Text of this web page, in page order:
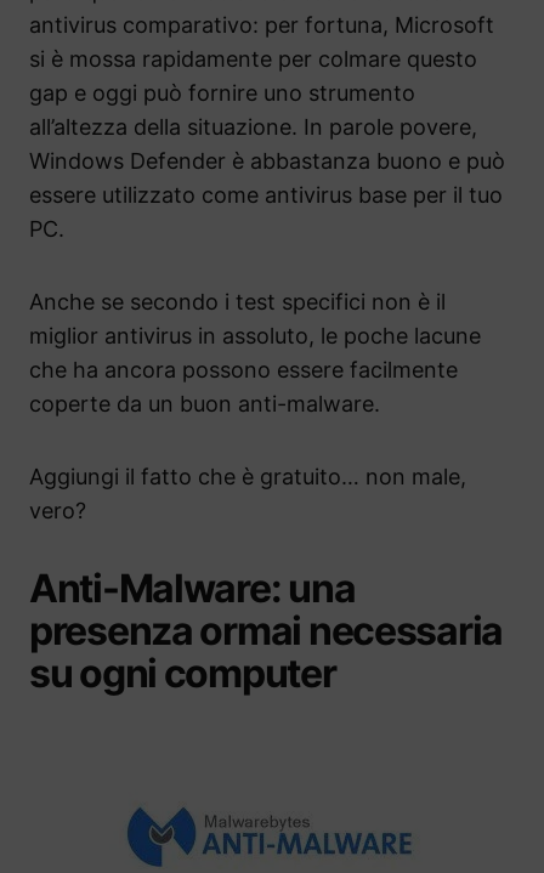
antivirus comparativo: per fortuna, Microsoft
si è mossa rapidamente per colmare questo
gap e oggi può fornire uno strumento
all’altezza della situazione. In parole povere,
Windows Defender è abbastanza buono e può
essere utilizzato come antivirus base per il tuo
PC.
Anche se secondo i test specifici non è il
miglior antivirus in assoluto, le poche lacune
che ha ancora possono essere facilmente
coperte da un buon anti-malware.
Aggiungi il fatto che è gratuito… non male,
vero?
Anti-Malware: una
presenza ormai necessaria
su ogni computer